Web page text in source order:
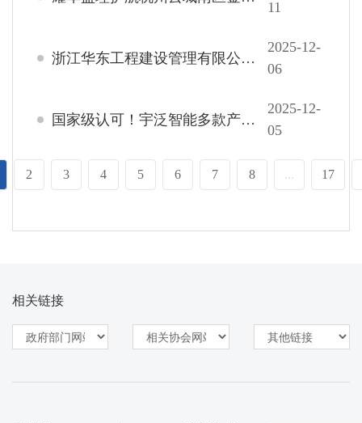
11
浙江华东工程建设管理有限公司承建的 安徽长九（神山）灰岩矿项目荣获2025年度全国优秀工程勘察设计奖
2025-12-
06
国家级认可！宇泛智能多款产品入选工信部《先进安全应急装备推广目录（工业领域2025版）》
2025-12-
05
2 3 4 5 6 7 8 ... 17
相关链接